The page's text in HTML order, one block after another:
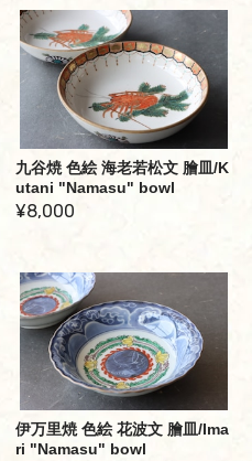
九谷焼 色絵 海老若松文 膾皿/K
utani "Namasu" bowl
¥8,000
伊万里焼 色絵 花波文 膾皿/Ima
ri "Namasu" bowl